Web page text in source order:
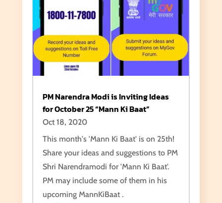
PM Narendra Modi is Inviting Ideas
for October 25 “Mann Ki Baat”
Oct 18, 2020
This month's 'Mann Ki Baat' is on 25th!
Share your ideas and suggestions to PM
Shri Narendramodi for 'Mann Ki Baat'.
PM may include some of them in his
upcoming MannKiBaat .